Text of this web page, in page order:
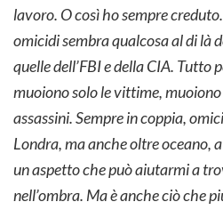
lavoro. O così ho sempre
omicidi sembra qualcosa al di là
quelle dell’FBI e della CIA. Tutto
muoiono solo le vittime,
assassini. Sempre in coppia,
Londra, ma anche oltre oceano,
un aspetto che può aiutarmi a
nell’ombra. Ma è anche ciò che